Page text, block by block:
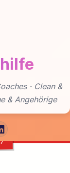
· Clean &
& Angehörige